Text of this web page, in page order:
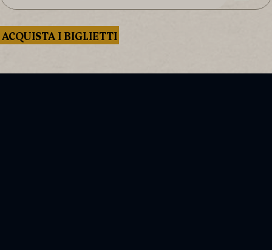
ACQUISTA I BIGLIETTI